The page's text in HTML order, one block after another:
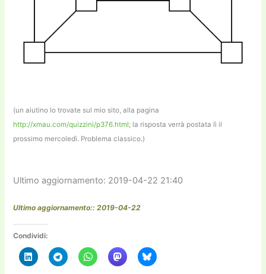
(un aiutino lo trovate sul mio sito, alla pagina
http://xmau.com/quizzini/p376.html; la risposta verrà postata lì il
prossimo mercoledì. Problema classico.)
Ultimo aggiornamento: 2019-04-22 21:40
Ultimo aggiornamento:: 2019-04-22
Condividi: